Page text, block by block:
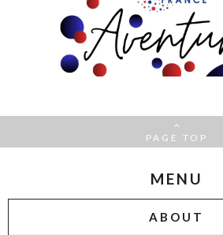
PAGE TOP
MENU
ABOUT